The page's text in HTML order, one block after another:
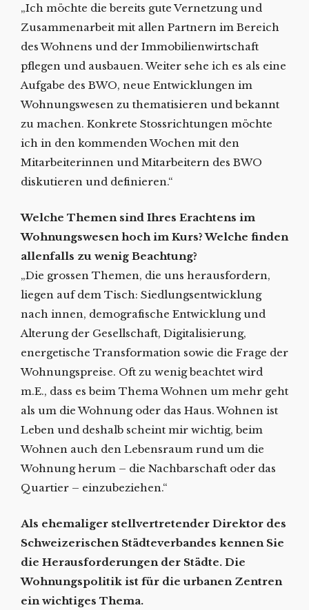
„Ich möchte die bereits gute Vernetzung und
Zusammenarbeit mit allen Partnern im Bereich
des Wohnens und der Immobilienwirtschaft
pflegen und ausbauen. Weiter sehe ich es als eine
Aufgabe des BWO, neue Entwicklungen im
Wohnungswesen zu thematisieren und bekannt
zu machen. Konkrete Stossrichtungen möchte
ich in den kommenden Wochen mit den
Mitarbeiterinnen und Mitarbeitern des BWO
diskutieren und definieren.“
Welche Themen sind Ihres Erachtens im
Wohnungswesen hoch im Kurs? Welche finden
allenfalls zu wenig Beachtung?
„Die grossen Themen, die uns herausfordern,
liegen auf dem Tisch: Siedlungsentwicklung
nach innen, demografische Entwicklung und
Alterung der Gesellschaft, Digitalisierung,
energetische Transformation sowie die Frage der
Wohnungspreise. Oft zu wenig beachtet wird
m.E., dass es beim Thema Wohnen um mehr geht
als um die Wohnung oder das Haus. Wohnen ist
Leben und deshalb scheint mir wichtig, beim
Wohnen auch den Lebensraum rund um die
Wohnung herum – die Nachbarschaft oder das
Quartier – einzubeziehen.“
Als ehemaliger stellvertretender Direktor des
Schweizerischen Städteverbandes kennen Sie
die Herausforderungen der Städte. Die
Wohnungspolitik ist für die urbanen Zentren
ein wichtiges Thema.